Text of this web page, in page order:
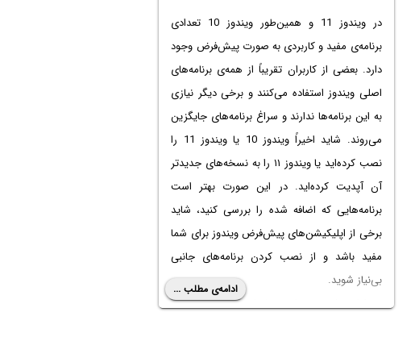
در ویندوز 11 و همین‌طور ویندوز 10 تعدادی
برنامه‌ی مفید و کاربردی به صورت پیش‌فرض وجود
دارد. بعضی از کاربران تقریباً از همه‌ی برنامه‌های
اصلی ویندوز استفاده می‌کنند و برخی دیگر نیازی
به این برنامه‌ها ندارند و سراغ برنامه‌های جایگزین
می‌روند. شاید اخیراً ویندوز 10 یا ویندوز 11 را
نصب کرده‌اید یا ویندوز ۱۱ را به نسخه‌های جدیدتر
آن آپدیت کرده‌اید. در این صورت بهتر است
برنامه‌هایی که اضافه شده را بررسی کنید، شاید
برخی از اپلیکیشن‌های پیش‌فرض ویندوز برای شما
مفید باشد و از نصب کردن برنامه‌های جانبی
بی‌نیاز شوید.
در ادامه با چند برنامه پیش‌فرض ویندوز 11 که
ادامه‌ی مطلب ...